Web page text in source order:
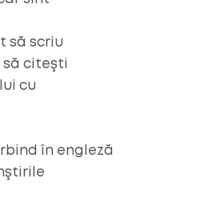
să scriu
citeşti
cu
în engleză